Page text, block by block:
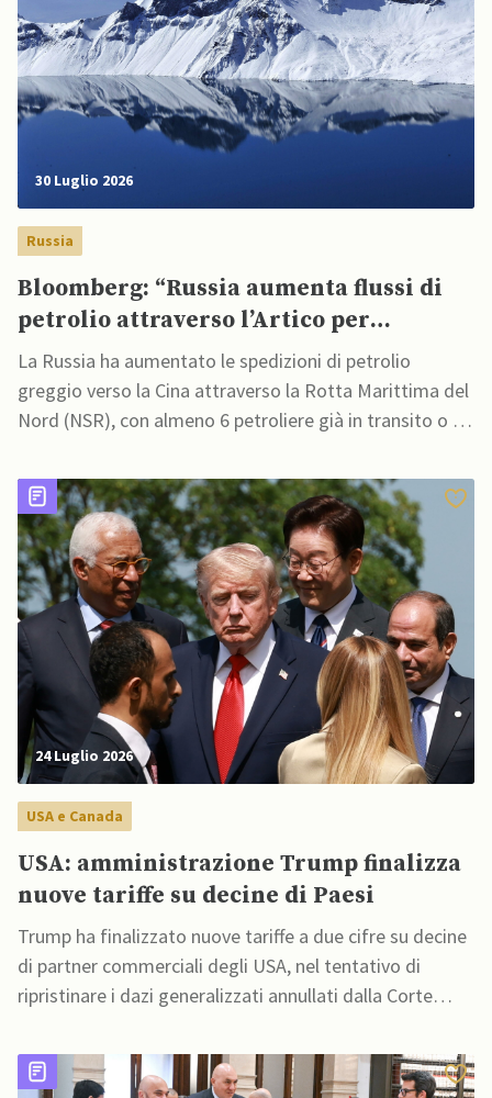
30 Luglio 2026
Russia
Bloomberg: “Russia aumenta flussi di
petrolio attraverso l’Artico per
mantenere elevate le esportazioni”
La Russia ha aumentato le spedizioni di petrolio
greggio verso la Cina attraverso la Rotta Marittima del
Nord (NSR), con almeno 6 petroliere già in transito o in
24 Luglio 2026
USA e Canada
USA: amministrazione Trump finalizza
nuove tariffe su decine di Paesi
Trump ha finalizzato nuove tariffe a due cifre su decine
di partner commerciali degli USA, nel tentativo di
ripristinare i dazi generalizzati annullati dalla Corte